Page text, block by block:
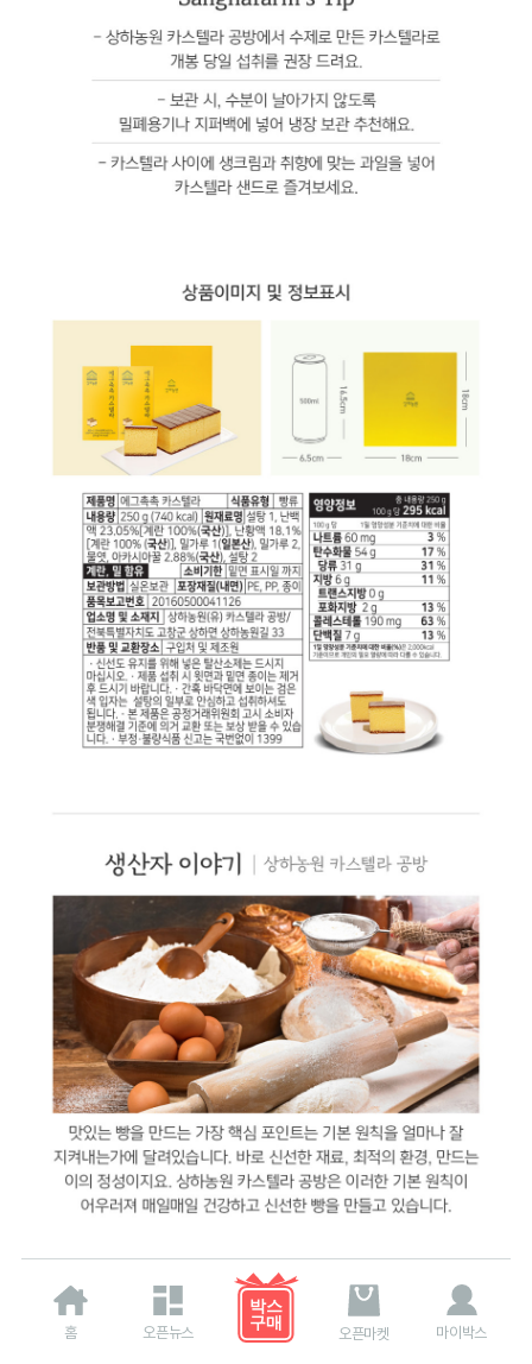
홈 오픈뉴스 오픈마켓 마이박스